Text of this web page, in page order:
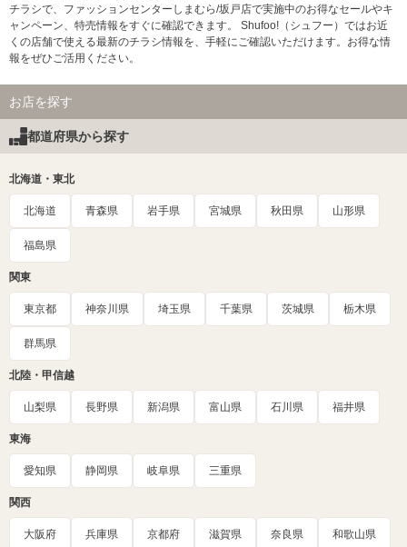
チラシで、ファッションセンターしまむら/坂戸店で実施中のお得なセールやキ
ャンペーン、特売情報をすぐに確認できます。 Shufoo!（シュフー）ではお近
くの店舗で使える最新のチラシ情報を、手軽にご確認いただけます。お得な情
報をぜひご活用ください。
お店を探す
都道府県から探す
北海道・東北
北海道 青森県 岩手県 宮城県 秋田県 山形県
福島県
関東
東京都 神奈川県 埼玉県 千葉県 茨城県 栃木県
群馬県
北陸・甲信越
山梨県 長野県 新潟県 富山県 石川県 福井県
東海
愛知県 静岡県 岐阜県 三重県
関西
大阪府 兵庫県 京都府 滋賀県 奈良県 和歌山県